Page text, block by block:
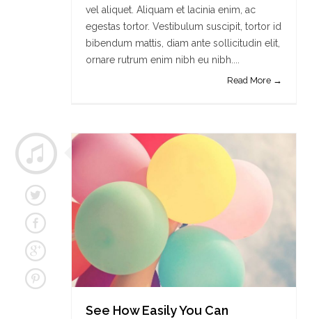
vel aliquet. Aliquam et lacinia enim, ac
egestas tortor. Vestibulum suscipit, tortor id
bibendum mattis, diam ante sollicitudin elit,
ornare rutrum enim nibh eu nibh....
Read More →
See How Easily You Can